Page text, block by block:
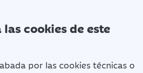
cookies de este
por las cookies técnicas o